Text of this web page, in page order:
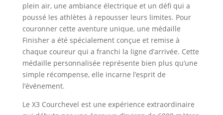
plein air, une ambiance électrique et un défi qui a
poussé les athlètes à repousser leurs limites. Pour
couronner cette aventure unique, une médaille
Finisher a été spécialement conçue et remise à
chaque coureur qui a franchi la ligne d’arrivée. Cette
médaille personnalisée représente bien plus qu’une
simple récompense, elle incarne l’esprit de
l’événement.
Le X3 Courchevel est une expérience extraordinaire